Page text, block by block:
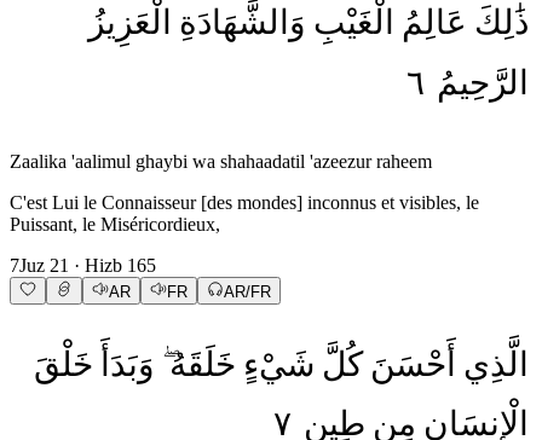
ذَٰلِكَ عَالِمُ الْغَيْبِ وَالشَّهَادَةِ
الْعَزِيزُ
الرَّحِيمُ ٦
Zaalika 'aalimul ghaybi wa shahaadatil 'azeezur raheem
C'est Lui le Connaisseur [des mondes] inconnus et visibles, le
Puissant, le Miséricordieux,
7Juz 21 · Hizb 165
AR FR AR/FR
الَّذِي أَحْسَنَ كُلَّ شَيْءٍ خَلَقَهُ وَبَدَأَ خَلْقَ
الْإِنسَانِ مِن طِينٍ ٧